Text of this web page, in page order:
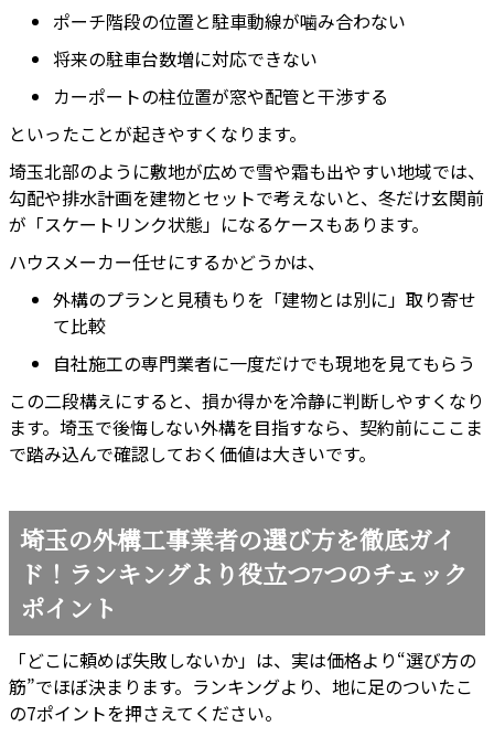
ポーチ階段の位置と駐車動線が噛み合わない
将来の駐車台数増に対応できない
カーポートの柱位置が窓や配管と干渉する
といったことが起きやすくなります。
埼玉北部のように敷地が広めで雪や霜も出やすい地域では、
勾配や排水計画を建物とセットで考えないと、冬だけ玄関前
が「スケートリンク状態」になるケースもあります。
ハウスメーカー任せにするかどうかは、
外構のプランと見積もりを「建物とは別に」取り寄せ
て比較
自社施工の専門業者に一度だけでも現地を見てもらう
この二段構えにすると、損か得かを冷静に判断しやすくなり
ます。埼玉で後悔しない外構を目指すなら、契約前にここま
で踏み込んで確認しておく価値は大きいです。
埼玉の外構工事業者の選び方を徹底ガイ
ド！ランキングより役立つ7つのチェック
ポイント
「どこに頼めば失敗しないか」は、実は価格より“選び方の
筋”でほぼ決まります。ランキングより、地に足のついたこ
の7ポイントを押さえてください。